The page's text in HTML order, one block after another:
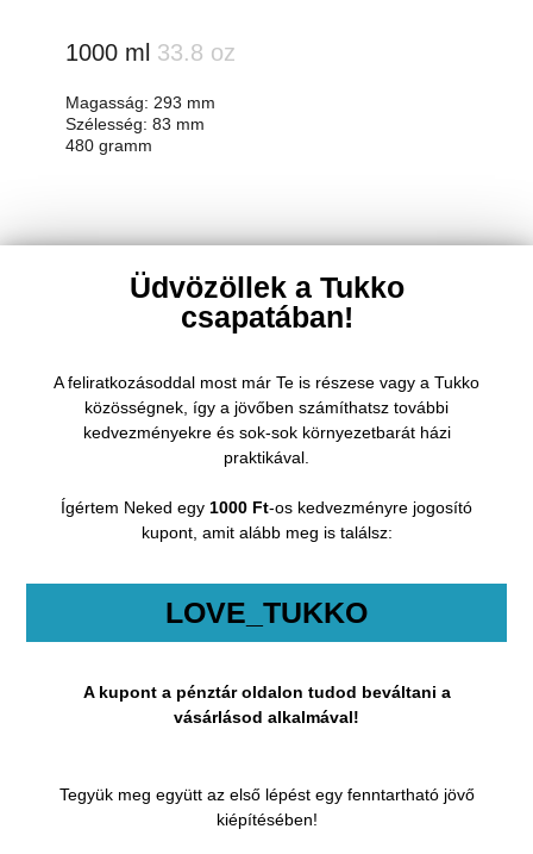
1000 ml 33.8 oz
Magasság: 293 mm
Szélesség: 83 mm
480 gramm
Üdvözöllek a Tukko
csapatában!
A feliratkozásoddal most már Te is részese vagy a Tukko
közösségnek, így a jövőben számíthatsz további
kedvezményekre és sok-sok környezetbarát házi
praktikával.
Ígértem Neked egy 1000 Ft-os kedvezményre jogosító
kupont, amit alább meg is találsz:
LOVE_TUKKO
A kupont a pénztár oldalon tudod beváltani a
vásárlásod alkalmával!
Tegyük meg együtt az első lépést egy fenntartható jövő
kiépítésében!